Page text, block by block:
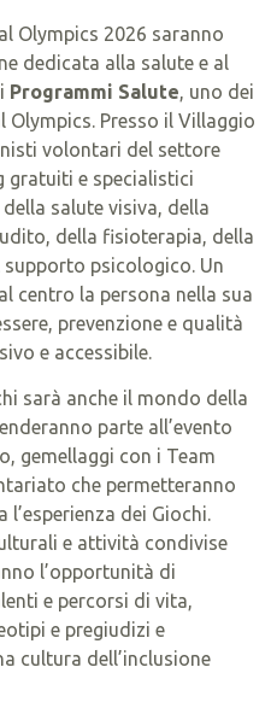
Olympics 2026 saranno
dedicata alla salute e al
Programmi Salute , uno dei
Presso il Villaggio
volontari del settore
gratuiti e specialistici
salute visiva, della
della fisioterapia, della
psicologico. Un
centro la persona nella sua
prevenzione e qualità
e accessibile.
sarà anche il mondo della
parte all’evento
gemellaggi con i Team
che permetteranno
dei Giochi.
e attività condivise
l’opportunità di
e percorsi di vita,
e pregiudizi e
cultura dell’inclusione